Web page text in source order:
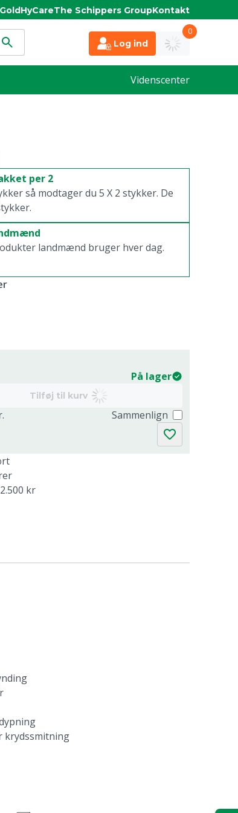
HyCareThe Schippers GroupKontakt
Log ind
0
Videnscenter
per 2
så modtager du 5 X 2 stykker. De
landmænd bruger hver dag.
På lager
Tilføj til kurv
Sammenlign
kr
krydssmitning